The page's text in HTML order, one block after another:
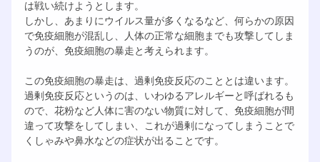
は戦い続けようとします。
しかし、あまりにウイルス量が多くなるなど、何らかの原因
で免疫細胞が混乱し、人体の正常な細胞までも攻撃してしま
うのが、免疫細胞の暴走と考えられます。
この免疫細胞の暴走は、過剰免疫反応のこととは違います。
過剰免疫反応というのは、いわゆるアレルギーと呼ばれるも
ので、花粉など人体に害のない物質に対して、免疫細胞が間
違って攻撃をしてしまい、これが過剰になってしまうことで
くしゃみや鼻水などの症状が出ることです。